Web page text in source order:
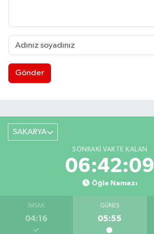
Gönder
SAKARYA
SONRAKI VAKTE KALAN
06:42:08
Öğle Namazı
İMSAK
04:16
GÜNEŞ
05:55